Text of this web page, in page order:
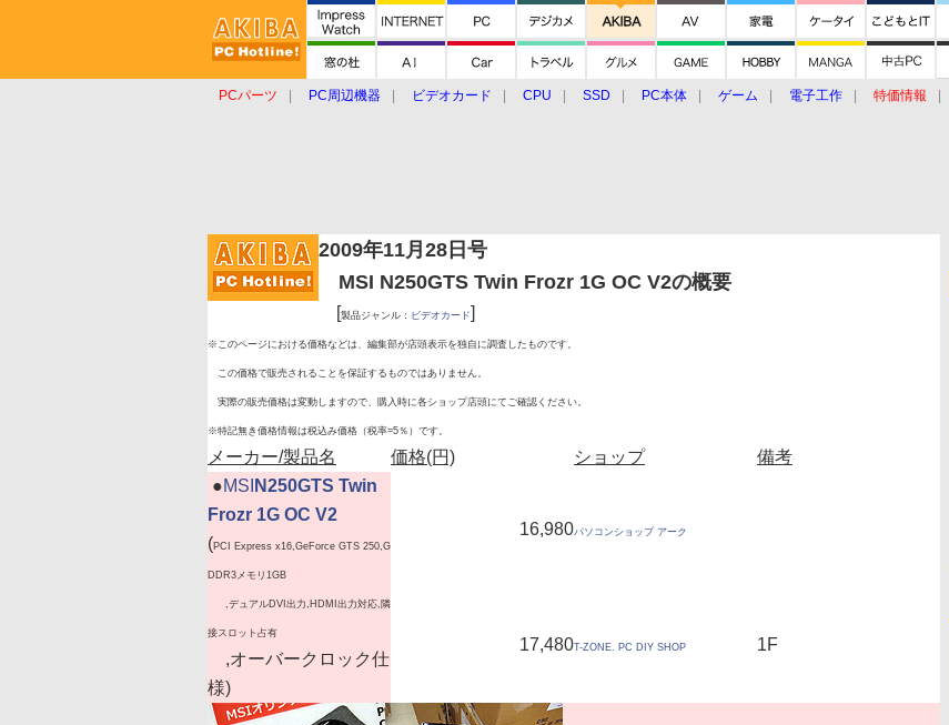
PCパーツ PC周辺機器 ビデオカード CPU SSD PC本体 ゲーム 電子工作 特価情報
2009年11月28日号
MSI N250GTS Twin Frozr 1G OC V2の概要
[製品ジャンル： ビデオカード]
※このページにおける価格などは、編集部が店頭表示を独自に調査したものです。
この価格で販売されることを保証するものではありません。
実際の販売価格は変動しますので、購入時に各ショップ店頭にてご確認ください。
※特記無き価格情報は税込み価格（税率=5％）です。
メーカー/製品名 価格(円) ショップ
備考
●MSI N250GTS Twin
Frozr 1G OC V2
(PCI Express x16,GeForce GTS 250,G
DDR3メモリ1GB
,デュアルDVI出力,HDMI出力対応,隣
接スロット占有
,オーバークロック仕
様)
16,980パソコンショップ アーク
17,480T-ZONE. PC DIY SHOP 1F